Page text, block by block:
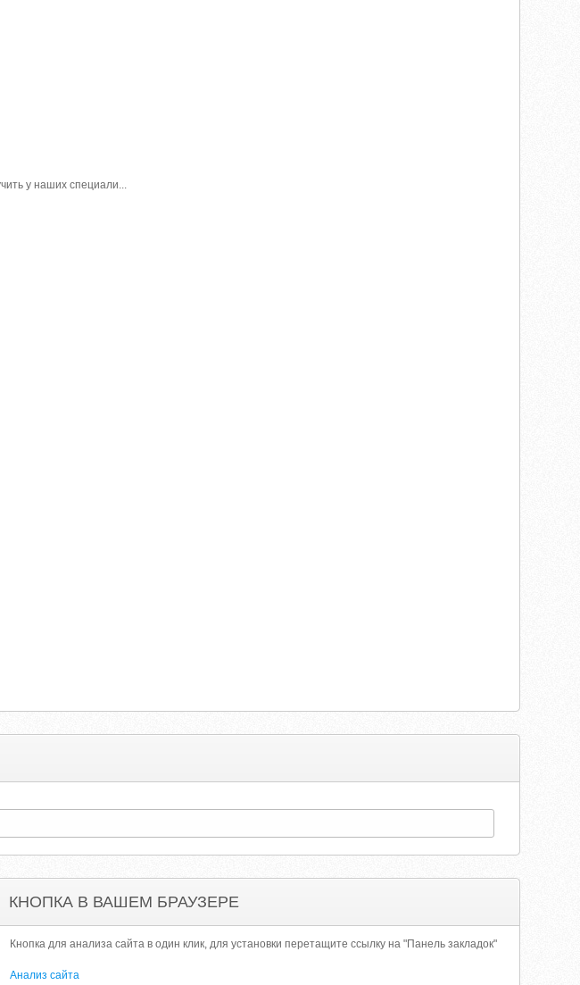
у наших специали...
КНОПКА В ВАШЕМ БРАУЗЕРЕ
Кнопка для анализа сайта в один клик, для установки перетащите ссылку на "Панель закладок"
Анализ сайта